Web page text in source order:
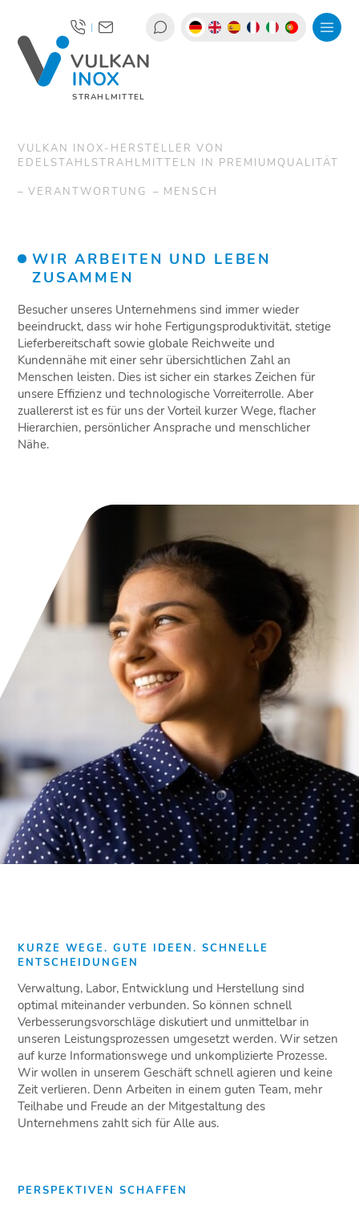
STRAHLMITTEL
|
VULKAN INOX-HERSTELLER VON
EDELSTAHLSTRAHLMITTELN IN PREMIUMQUALITÄT
VERANTWORTUNG
MENSCH
WIR ARBEITEN UND LEBEN
ZUSAMMEN
Besucher unseres Unternehmens sind immer wieder
beeindruckt, dass wir hohe Fertigungsproduktivität, stetige
Lieferbereitschaft sowie globale Reichweite und
Kundennähe mit einer sehr übersichtlichen Zahl an
Menschen leisten. Dies ist sicher ein starkes Zeichen für
unsere Effizienz und technologische Vorreiterrolle. Aber
zuallererst ist es für uns der Vorteil kurzer Wege, flacher
Hierarchien, persönlicher Ansprache und menschlicher
Nähe.
KURZE WEGE. GUTE IDEEN. SCHNELLE
ENTSCHEIDUNGEN
Verwaltung, Labor, Entwicklung und Herstellung sind
optimal miteinander verbunden. So können schnell
Verbesserungsvorschläge diskutiert und unmittelbar in
unseren Leistungsprozessen umgesetzt werden. Wir setzen
auf kurze Informationswege und unkomplizierte Prozesse.
Wir wollen in unserem Geschäft schnell agieren und keine
Zeit verlieren. Denn Arbeiten in einem guten Team, mehr
Teilhabe und Freude an der Mitgestaltung des
Unternehmens zahlt sich für Alle aus.
PERSPEKTIVEN SCHAFFEN